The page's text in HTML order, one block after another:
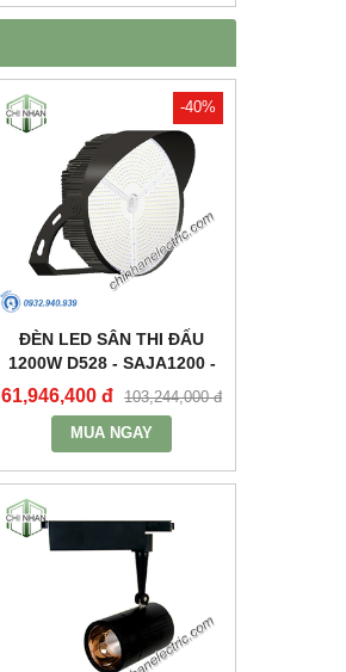
-40%
ĐÈN LED SÂN THI ĐẤU
1200W D528 - SAJA1200 -
DUHAL
61,946,400 đ 103,244,000 đ
MUA NGAY